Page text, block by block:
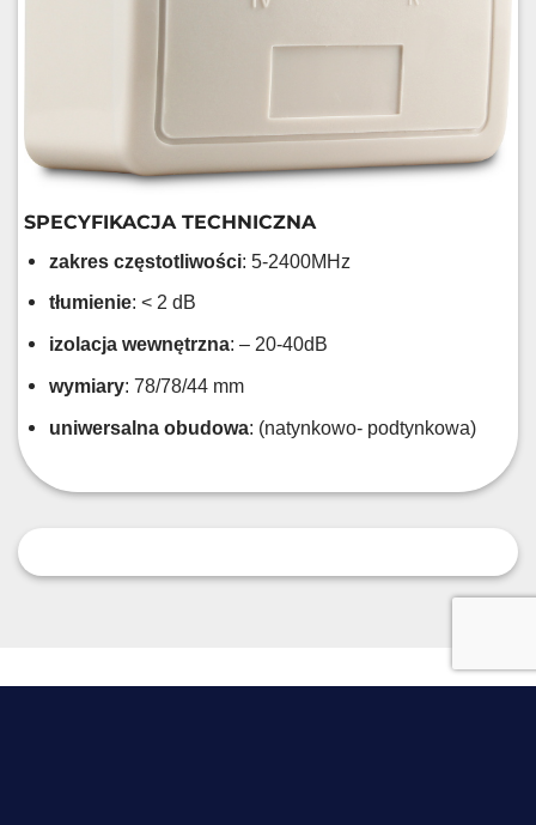
SPECYFIKACJA TECHNICZNA
zakres częstotliwości: 5-2400MHz
tłumienie: < 2 dB
izolacja wewnętrzna: – 20-40dB
wymiary: 78/78/44 mm
uniwersalna obudowa: (natynkowo- podtynkowa)